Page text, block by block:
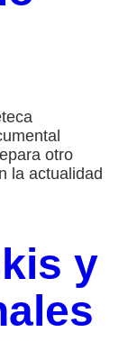
otro
la actualidad
y